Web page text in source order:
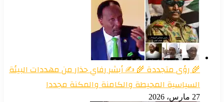
🌾 رؤى متجددة 🌾 ✍️ أبشر رفاي حذار من مهددات البيئة
السياسية المحيطة والكامنة والمكنة مجددا
27 مارس، 2026